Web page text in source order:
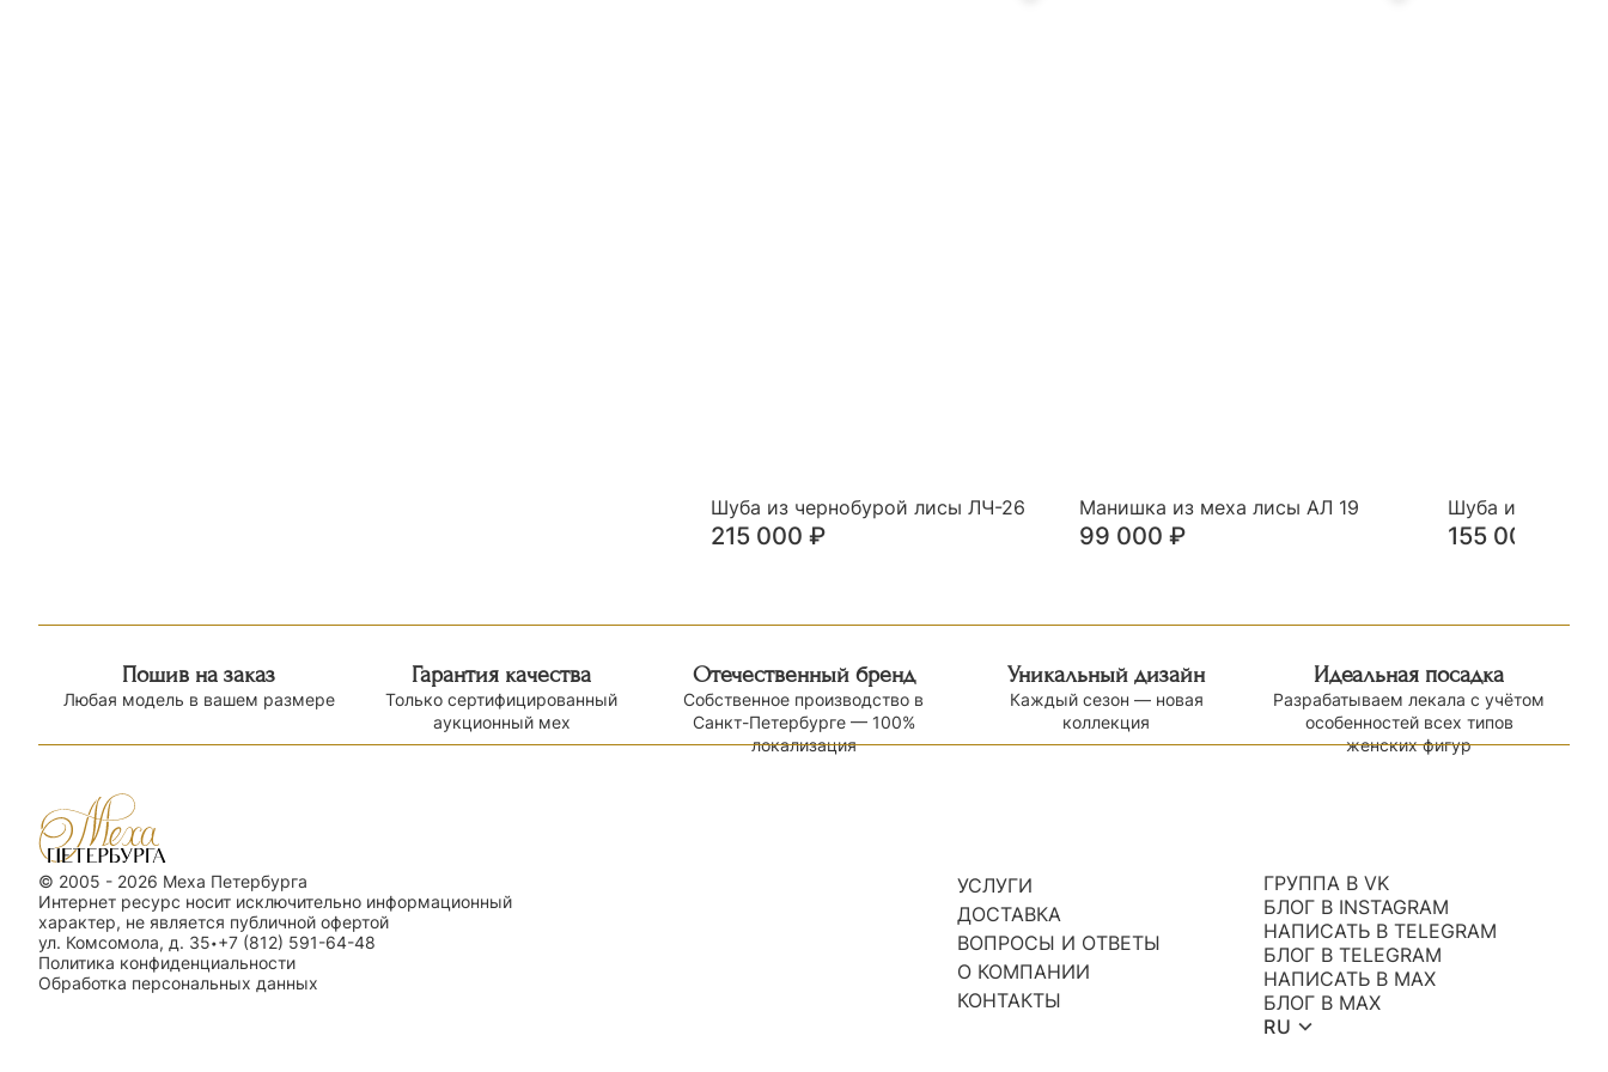
Шуба из чернобурой лисы ЛЧ-26
215 000 ₽
Манишка из меха лисы АЛ 19
99 000 ₽
Шуба из песца
155 000
Пошив на заказ
Любая модель в вашем размере
Гарантия качества
Только сертифицированный
аукционный мех
Отечественный бренд
Собственное производство в
Санкт-Петербурге — 100%
локализация
Уникальный дизайн
Каждый сезон — новая
коллекция
Идеальная посадка
Разрабатываем лекала с учётом
особенностей всех типов
женских фигур
© 2005 - 2026 Меха Петербурга
Интернет ресурс носит исключительно информационный
характер, не является публичной офертой
ул. Комсомола, д. 35•+7 (812) 591-64-48
Политика конфиденциальности
Обработка персональных данных
УСЛУГИ
ДОСТАВКА
ВОПРОСЫ И ОТВЕТЫ
О КОМПАНИИ
КОНТАКТЫ
ГРУППА В VK
БЛОГ В INSTAGRAM
НАПИСАТЬ В TELEGRAM
БЛОГ В TELEGRAM
НАПИСАТЬ В MAX
БЛОГ В MAX
RU